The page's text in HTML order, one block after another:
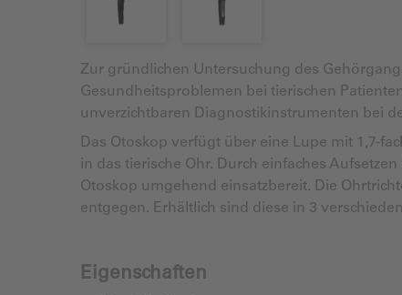
Zur gründlichen Untersuchung des
Gesundheitsproblemen bei tierischen
unverzichtbaren Diagnostikinstrumenten bei
Das Otoskop verfügt über eine Lupe mit 1,7-
in das tierische Ohr. Durch einfaches
Otoskop umgehend einsatzbereit. Die
entgegen. Erhältlich sind diese in 3
Eigenschaften